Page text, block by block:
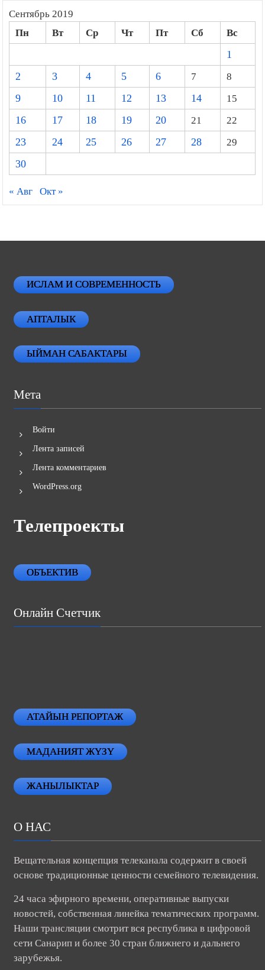
Сентябрь 2019
Пн Вт Ср Чт Пт Сб
Вс
1
2
3 4 5 6 7
8
9
10 11 12 13 14
15
16
17 18 19 20 21
22
23
24 25 26 27 28
29
30
« Авг Окт »
ИСЛАМ И СОВРЕМЕННОСТЬ
АПТАЛЫК
ЫЙМАН САБАКТАРЫ
Мета
Войти
Лента записей
Лента комментариев
WordPress.org
Телепроекты
ОБЪЕКТИВ
Онлайн Счетчик
АТАЙЫН РЕПОРТАЖ
МАДАНИЯТ ЖҮЗҮ
ЖАНЫЛЫКТАР
О НАС
Вещательная концепция телеканала содержит в своей
основе традиционные ценности семейного телевидения.
24 часа эфирного времени, оперативные выпуски
новостей, собственная линейка тематических программ.
Наши трансляции смотрит вся республика в цифровой
сети Санарип и более 30 стран ближнего и дальнего
зарубежья.